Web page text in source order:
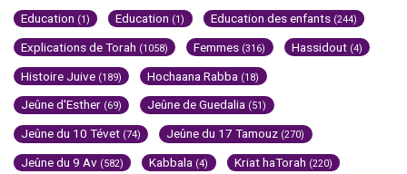
Education (1) Education (1) Education des enfants (244)
Explications de Torah (1058) Femmes (316) Hassidout (4)
Histoire Juive (189) Hochaana Rabba (18)
Jeûne d'Esther (69) Jeûne de Guedalia (51)
Jeûne du 10 Tévet (74) Jeûne du 17 Tamouz (270)
Jeûne du 9 Av (582) Kabbala (4) Kriat haTorah (220)